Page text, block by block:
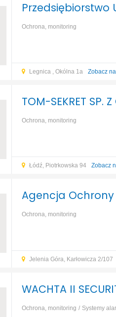
Przedsiębiorstwo
Ochrona, monitoring
Legnica , Okólna 1a Zobacz
TOM-SEKRET SP. Z
Ochrona, monitoring
Łódź, Piotrkowska 94 Zobacz
Agencja Ochrony
Ochrona, monitoring
Jelenia Góra, Karłowicza 2/107
WACHTA II
Ochrona, monitoring Systemy